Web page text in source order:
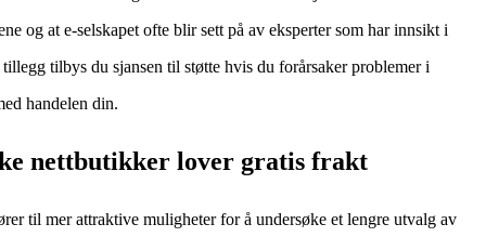
og at e-selskapet ofte blir sett på av eksperter som har innsikt i
tilbys du sjansen til støtte hvis du forårsaker problemer i
handelen din.
nettbutikker lover gratis frakt
til mer attraktive muligheter for å undersøke et lengre utvalg av